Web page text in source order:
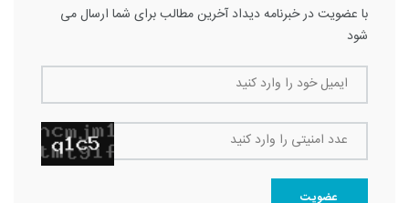
با عضویت در خبرنامه دیداد آخرین مطالب برای شما ارسال می
شود
ایمیل خود را وارد کنید
عدد امنیتی را وارد کنید
عضویت